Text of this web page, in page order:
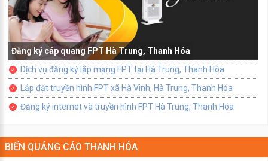
Đăng ký cáp quang FPT Hà Trung, Thanh Hóa
Dịch vụ đăng ký lắp mạng FPT tại Hà Trung, Thanh Hóa
Lắp đặt truyền hình FPT xã Hà Vinh, Hà Trung, Thanh Hóa
Đăng ký internet và truyền hình FPT Hà Trung, Thanh Hóa
BIỂN QUẢNG CÁO THANH HÓA